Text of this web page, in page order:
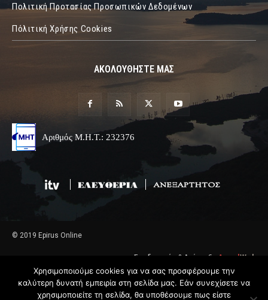
Πολιτική Προτασίας Προσωπικών Δεδομένων
Πόλιτική Χρήσης Cookies
ΑΚΟΛΟΥΘΗΣΤΕ ΜΑΣ
Αριθμός Μ.Η.Τ.: 232376
© 2019 Epirus Online
Σχεδιασμός & Ανάπτυξη AngelWeb
Χρησιμοποιούμε cookies για να σας προσφέρουμε την
καλύτερη δυνατή εμπειρία στη σελίδα μας. Εάν συνεχίσετε να
χρησιμοποιείτε τη σελίδα, θα υποθέσουμε πως είστε